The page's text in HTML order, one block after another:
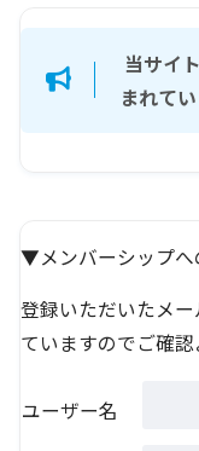
当サイ
まれてい
▼メンバーシップへ
登録いただいたメ
ていますのでご確認
ユーザー名